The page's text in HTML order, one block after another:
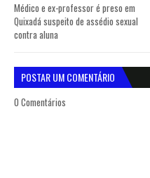
Médico e ex-professor é preso em
Quixadá suspeito de assédio sexual
contra aluna
POSTAR UM COMENTÁRIO
0 Comentários